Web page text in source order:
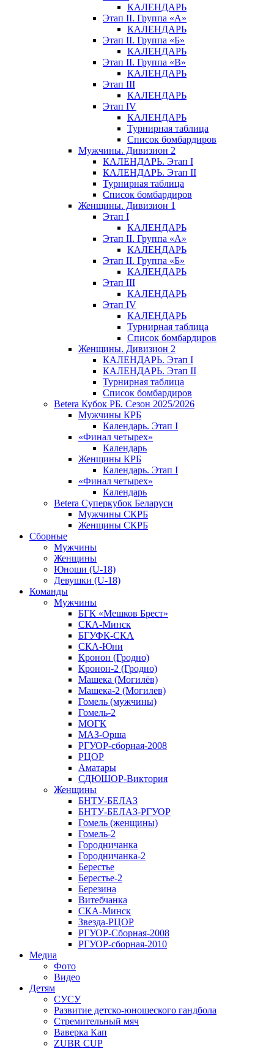
КАЛЕНДАРЬ
Этап II. Группа «А»
КАЛЕНДАРЬ
Этап II. Группа «Б»
КАЛЕНДАРЬ
Этап II. Группа «В»
КАЛЕНДАРЬ
Этап III
КАЛЕНДАРЬ
Этап IV
КАЛЕНДАРЬ
Турнирная таблица
Список бомбардиров
Мужчины. Дивизион 2
КАЛЕНДАРЬ. Этап I
КАЛЕНДАРЬ. Этап II
Турнирная таблица
Список бомбардиров
Женщины. Дивизион 1
Этап I
КАЛЕНДАРЬ
Этап II. Группа «А»
КАЛЕНДАРЬ
Этап II. Группа «Б»
КАЛЕНДАРЬ
Этап III
КАЛЕНДАРЬ
Этап IV
КАЛЕНДАРЬ
Турнирная таблица
Список бомбардиров
Женщины. Дивизион 2
КАЛЕНДАРЬ. Этап I
КАЛЕНДАРЬ. Этап II
Турнирная таблица
Список бомбардиров
Betera Кубок РБ. Сезон 2025/2026
Мужчины КРБ
Календарь. Этап I
«Финал четырех»
Календарь
Женщины КРБ
Календарь. Этап I
«Финал четырех»
Календарь
Betera Суперкубок Беларуси
Мужчины СКРБ
Женщины СКРБ
Сборные
Мужчины
Женщины
Юноши (U-18)
Девушки (U-18)
Команды
Мужчины
БГК «Мешков Брест»
СКА-Минск
БГУФК-СКА
СКА-Юни
Кронон (Гродно)
Кронон-2 (Гродно)
Машека (Могилёв)
Машека-2 (Могилев)
Гомель (мужчины)
Гомель-2
МОГК
МАЗ-Орша
РГУОР-сборная-2008
РЦОР
Аматары
СДЮШОР-Виктория
Женщины
БНТУ-БЕЛАЗ
БНТУ-БЕЛАЗ-РГУОР
Гомель (женщины)
Гомель-2
Городничанка
Городничанка-2
Берестье
Берестье-2
Березина
Витебчанка
СКА-Минск
Звезда-РЦОР
РГУОР-Сборная-2008
РГУОР-сборная-2010
Медиа
Фото
Видео
Детям
СУСУ
Развитие детско-юношеского гандбола
Стремительный мяч
Ваверка Кап
ZUBR CUP